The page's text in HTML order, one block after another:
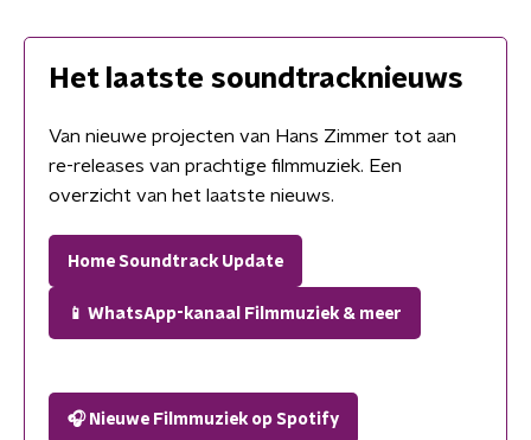
Het laatste soundtracknieuws
Van nieuwe projecten van Hans Zimmer tot aan
re-releases van prachtige filmmuziek. Een
overzicht van het laatste nieuws.
Home Soundtrack Update
📱 WhatsApp-kanaal Filmmuziek & meer
🎧 Nieuwe Filmmuziek op Spotify